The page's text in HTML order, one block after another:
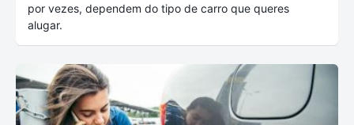
por vezes, dependem do tipo de carro que queres
alugar.